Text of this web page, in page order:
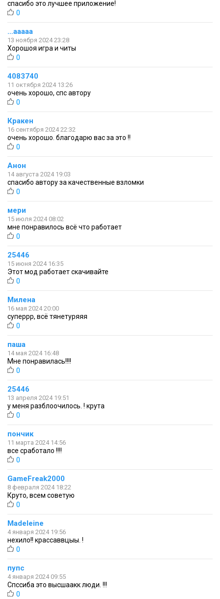
спасибо это лучшее приложение!
0
…ааааа
13 ноября 2024 23:28
Хорошоя игра и читы
0
4083740
11 октября 2024 13:26
очень хорошо, спс автору
0
Кракен
16 сентября 2024 22:32
очень хорошо. благодарю вас за это !!
0
Анон
14 августа 2024 19:03
спасибо автору за качественные взломки
0
мери
15 июля 2024 08:02
мне понравилось всё что работает
0
25446
15 июня 2024 16:35
Этот мод работает скачивайте
0
Милена
16 мая 2024 20:00
суперрр, всё тянетуряяя
0
паша
14 мая 2024 16:48
Мне понравилась!!!!
0
25446
13 апреля 2024 19:51
у меня разблоочилось. ! крута
0
пончик
11 марта 2024 14:56
все сработало !!!!
0
GameFreak2000
8 февраля 2024 18:22
Круто, всем советую
0
Madeleine
4 января 2024 19:56
нехило!! крассаввцыы. !
0
пупс
4 января 2024 09:55
Спссиба это высшаакк люди. !!!
0